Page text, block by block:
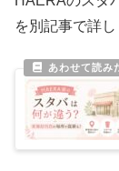
を別記事で詳し